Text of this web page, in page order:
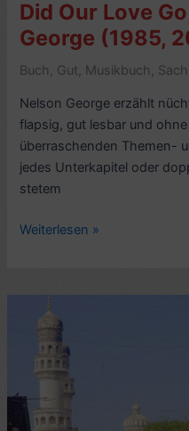
–
8/10
Did Our Love
George (1985,
Buch Gut Musikbuch
Nelson George erzählt
flapsig, gut lesbar und
überraschenden Themen-
jedes Unterkapitel oder
stetem
Kritik
Where
Our
Love
Go,
von
Nelson
Weiterlesen »